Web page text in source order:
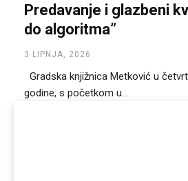
Predavanje i glazbeni
do algoritma”
3 LIPNJA, 2026
Gradska knjižnica Metković u
godine, s početkom u...